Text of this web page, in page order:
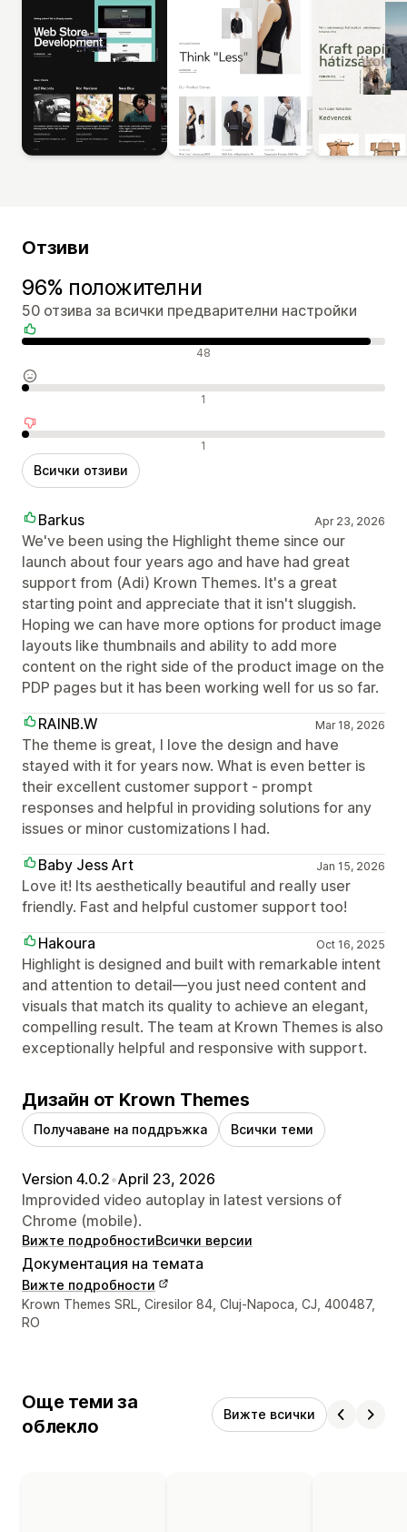
Отзиви
96% положителни
50 отзива за всички предварителни настройки
Положителни отзиви 48
Неутрални отзиви 1
Отрицателни отзиви 1
Всички отзиви
Barkus Apr 23, 2026
We've been using the Highlight theme since our
launch about four years ago and have had great
support from (Adi) Krown Themes. It's a great
starting point and appreciate that it isn't sluggish.
Hoping we can have more options for product image
layouts like thumbnails and ability to add more
content on the right side of the product image on the
PDP pages but it has been working well for us so far.
RAINB.W
Mar 18, 2026
The theme is great, I love the design and have
stayed with it for years now. What is even better is
their excellent customer support - prompt
responses and helpful in providing solutions for any
issues or minor customizations I had.
Baby Jess Art
Jan 15, 2026
Love it! Its aesthetically beautiful and really user
friendly. Fast and helpful customer support too!
Hakoura
Oct 16, 2025
Highlight is designed and built with remarkable intent
and attention to detail—you just need content and
visuals that match its quality to achieve an elegant,
compelling result. The team at Krown Themes is also
exceptionally helpful and responsive with support.
Дизайн от Krown Themes
Получаване на поддръжка Всички теми
Version 4.0.2•April 23, 2026
Improvided video autoplay in latest versions of
Chrome (mobile).
Вижте подробностиВсички версии
Документация на темата
Вижте подробности
Данни за връзка с дизайнера
Krown Themes SRL, Ciresilor 84, Cluj-Napoca, CJ, 400487,
RO
Още теми за
облекло
Вижте всички